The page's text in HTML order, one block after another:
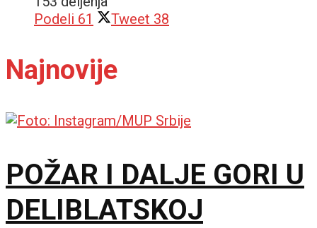
Podeli 61 Tweet 38
Najnovije
POŽAR I DALJE GORI U
DELIBLATSKOJ